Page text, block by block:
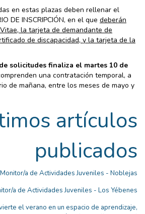
en estas plazas deben rellenar el
DE INSCRIPCIÓN, en el que deberán
la tarjeta de demandante de
de discapacidad, y la tarjeta de la
solicitudes finaliza el martes 10 de
una contratación temporal, a
de mañana, entre los meses de mayo y
artículos
publicados
a de Actividades Juveniles - Noblejas
a de Actividades Juveniles - Los Yébenes
el verano en un espacio de aprendizaje,